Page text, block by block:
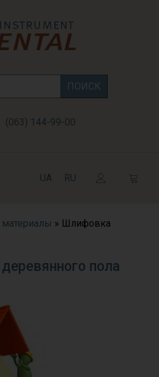
(063) 144-99-00
UA RU
» Шлифовка
пола